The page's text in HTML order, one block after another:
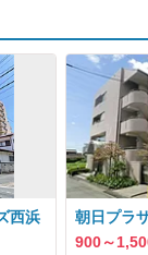
西浜
朝日プラ
900～